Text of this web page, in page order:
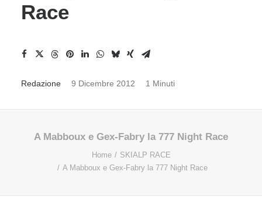
Race
Redazione 9 Dicembre 2012 1 Minuti
A Mabboux e Gex-Fabry la 777 Night Race
Home
SKIALP RACE
A Mabboux e Gex-Fabry la 777 Night Race